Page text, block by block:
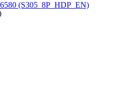
(S305_8P_HDP_EN)